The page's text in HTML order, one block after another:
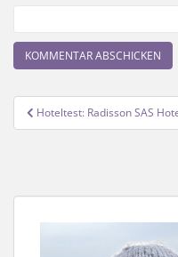
Hoteltest: Radisson SAS